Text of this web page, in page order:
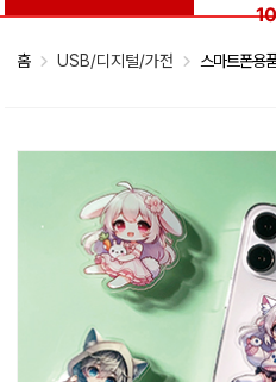
홈 USB/디지털/가전 스마트폰용